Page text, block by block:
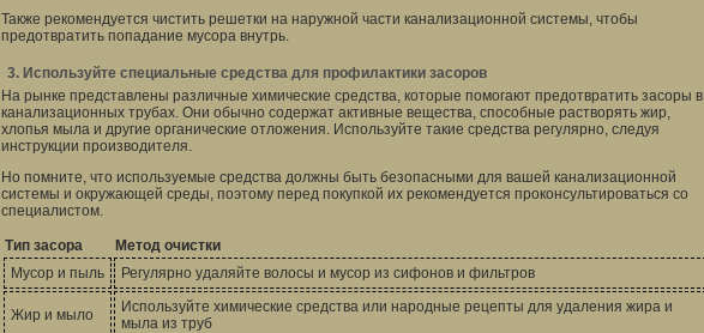
Также рекомендуется чистить решетки на наружной части канализационной системы, чтобы
предотвратить попадание мусора внутрь.
3. Используйте специальные средства для профилактики засоров
На рынке представлены различные химические средства, которые помогают предотвратить засоры в
канализационных трубах. Они обычно содержат активные вещества, способные растворять жир,
хлопья мыла и другие органические отложения. Используйте такие средства регулярно, следуя
инструкции производителя.
Но помните, что используемые средства должны быть безопасными для вашей канализационной
системы и окружающей среды, поэтому перед покупкой их рекомендуется проконсультироваться со
специалистом.
Тип засора
Метод очистки
Мусор и пыль
Регулярно удаляйте волосы и мусор из сифонов и фильтров
Жир и мыло
Используйте химические средства или народные рецепты для удаления жира и
мыла из труб